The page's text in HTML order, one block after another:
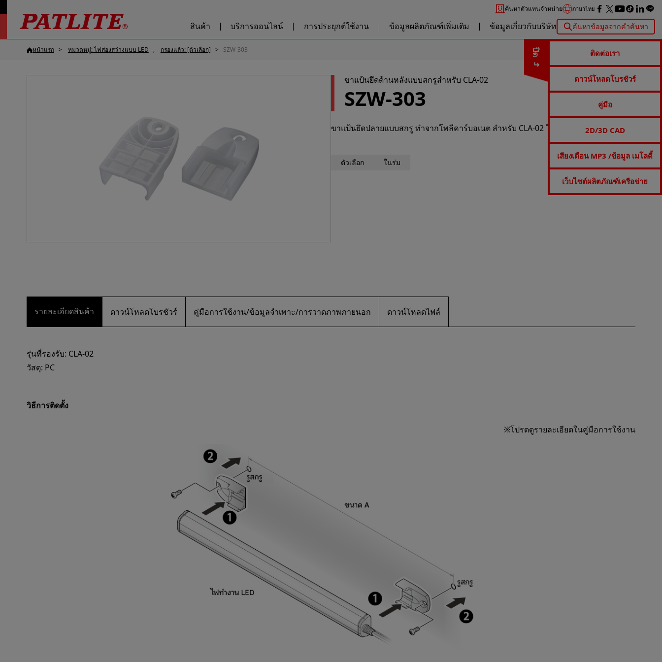
ค้นหาตัวแทนจำหน่าย ภาษาไทย
สินค้า บริการออนไลน์ การประยุกต์ใช้งาน ข้อมูลผลิตภัณฑ์เพิ่มเติม ข้อมูลเกี่ยวกับบริษัท ค้นหาข้อมูลจากคำค้นหา
ปิด ติดต่อเรา
ดาวน์โหลดโบรชัวร์
คู่มือ
2D/3D CAD
เสียงเตือน MP3 /ข้อมูล เมโลดี้
เว็บไซต์ผลิตภัณฑ์เครือข่าย
หน้าแรก หมวดหมู่: ไฟส่องสว่างแบบ LED กรองแล้ว: [ตัวเลือก] SZW-303
ขาแป้นยึดด้านหลังแบบสกรูสำหรับ CLA-02
SZW-303
ขาแป้นยึดปลายแบบสกรู ทำจากโพลีคาร์บอเนต สำหรับ CLA-02 โดยเฉพาะ จำหน่ายเป็นคู่
ตัวเลือก ในร่ม
รายละเอียดสินค้า ดาวน์โหลดโบรชัวร์ คู่มือการใช้งาน/ข้อมูลจำเพาะ/การวาดภาพภายนอก ดาวน์โหลดไฟล์
รุ่นที่รองรับ: CLA-02
วัสดุ: PC
วิธีการติดตั้ง
※โปรดดูรายละเอียดในคู่มือการใช้งาน